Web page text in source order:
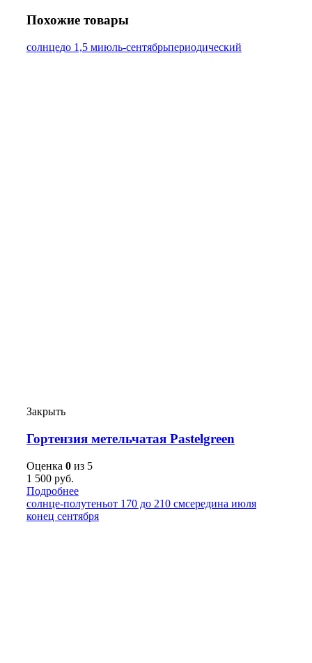
Похожие товары
солнцедо 1,5 миюль-сентябрьпериодический
Закрыть
Гортензия метельчатая Pastelgreen
Оценка 0 из 5
1 500 руб.
Подробнее
солнце-полутеньот 170 до 210 смсередина июля
конец сентября